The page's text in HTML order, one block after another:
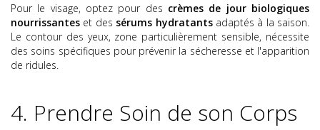
Pour le visage, optez pour des crèmes de jour biologiques
nourrissantes et des sérums hydratantsadaptés à la saison.
Le contour des yeux, zone particulièrement sensible, nécessite
des soins spécifiques pour prévenir la sécheresse et l'apparition
de ridules.
4. Prendre Soin de son Corps